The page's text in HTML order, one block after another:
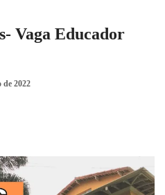
Vaga Educador
de 2022